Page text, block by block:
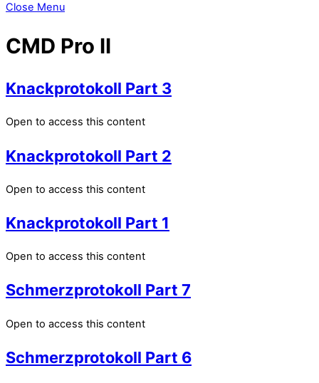
Close Menu
CMD Pro II
Knackprotokoll Part 3
Open to access this content
Knackprotokoll Part 2
Open to access this content
Knackprotokoll Part 1
Open to access this content
Schmerzprotokoll Part 7
Open to access this content
Schmerzprotokoll Part 6